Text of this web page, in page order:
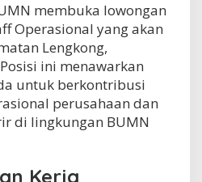
membuka lowongan
Operasional yang akan
Lengkong,
ini menawarkan
untuk berkontribusi
perusahaan dan
di lingkungan BUMN
Kerja